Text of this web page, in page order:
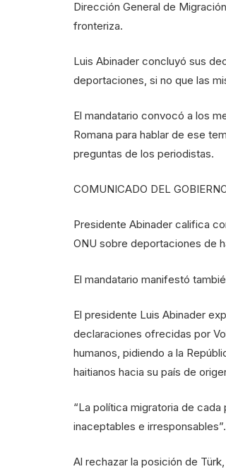
Dirección General de
fronteriza.
Luis Abinader concluyó sus
deportaciones, si no que las
El mandatario convocó a los
Romana para hablar de ese
preguntas de los periodistas.
COMUNICADO DEL
Presidente Abinader califica
ONU sobre deportaciones de
El mandatario manifestó
El presidente Luis Abinader
declaraciones ofrecidas por
humanos, pidiendo a la
haitianos hacia su país de
“La política migratoria de
inaceptables e irresponsables”.
Al rechazar la posición de